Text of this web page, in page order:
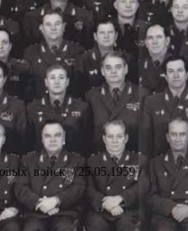
войск / 25.05.1959 /